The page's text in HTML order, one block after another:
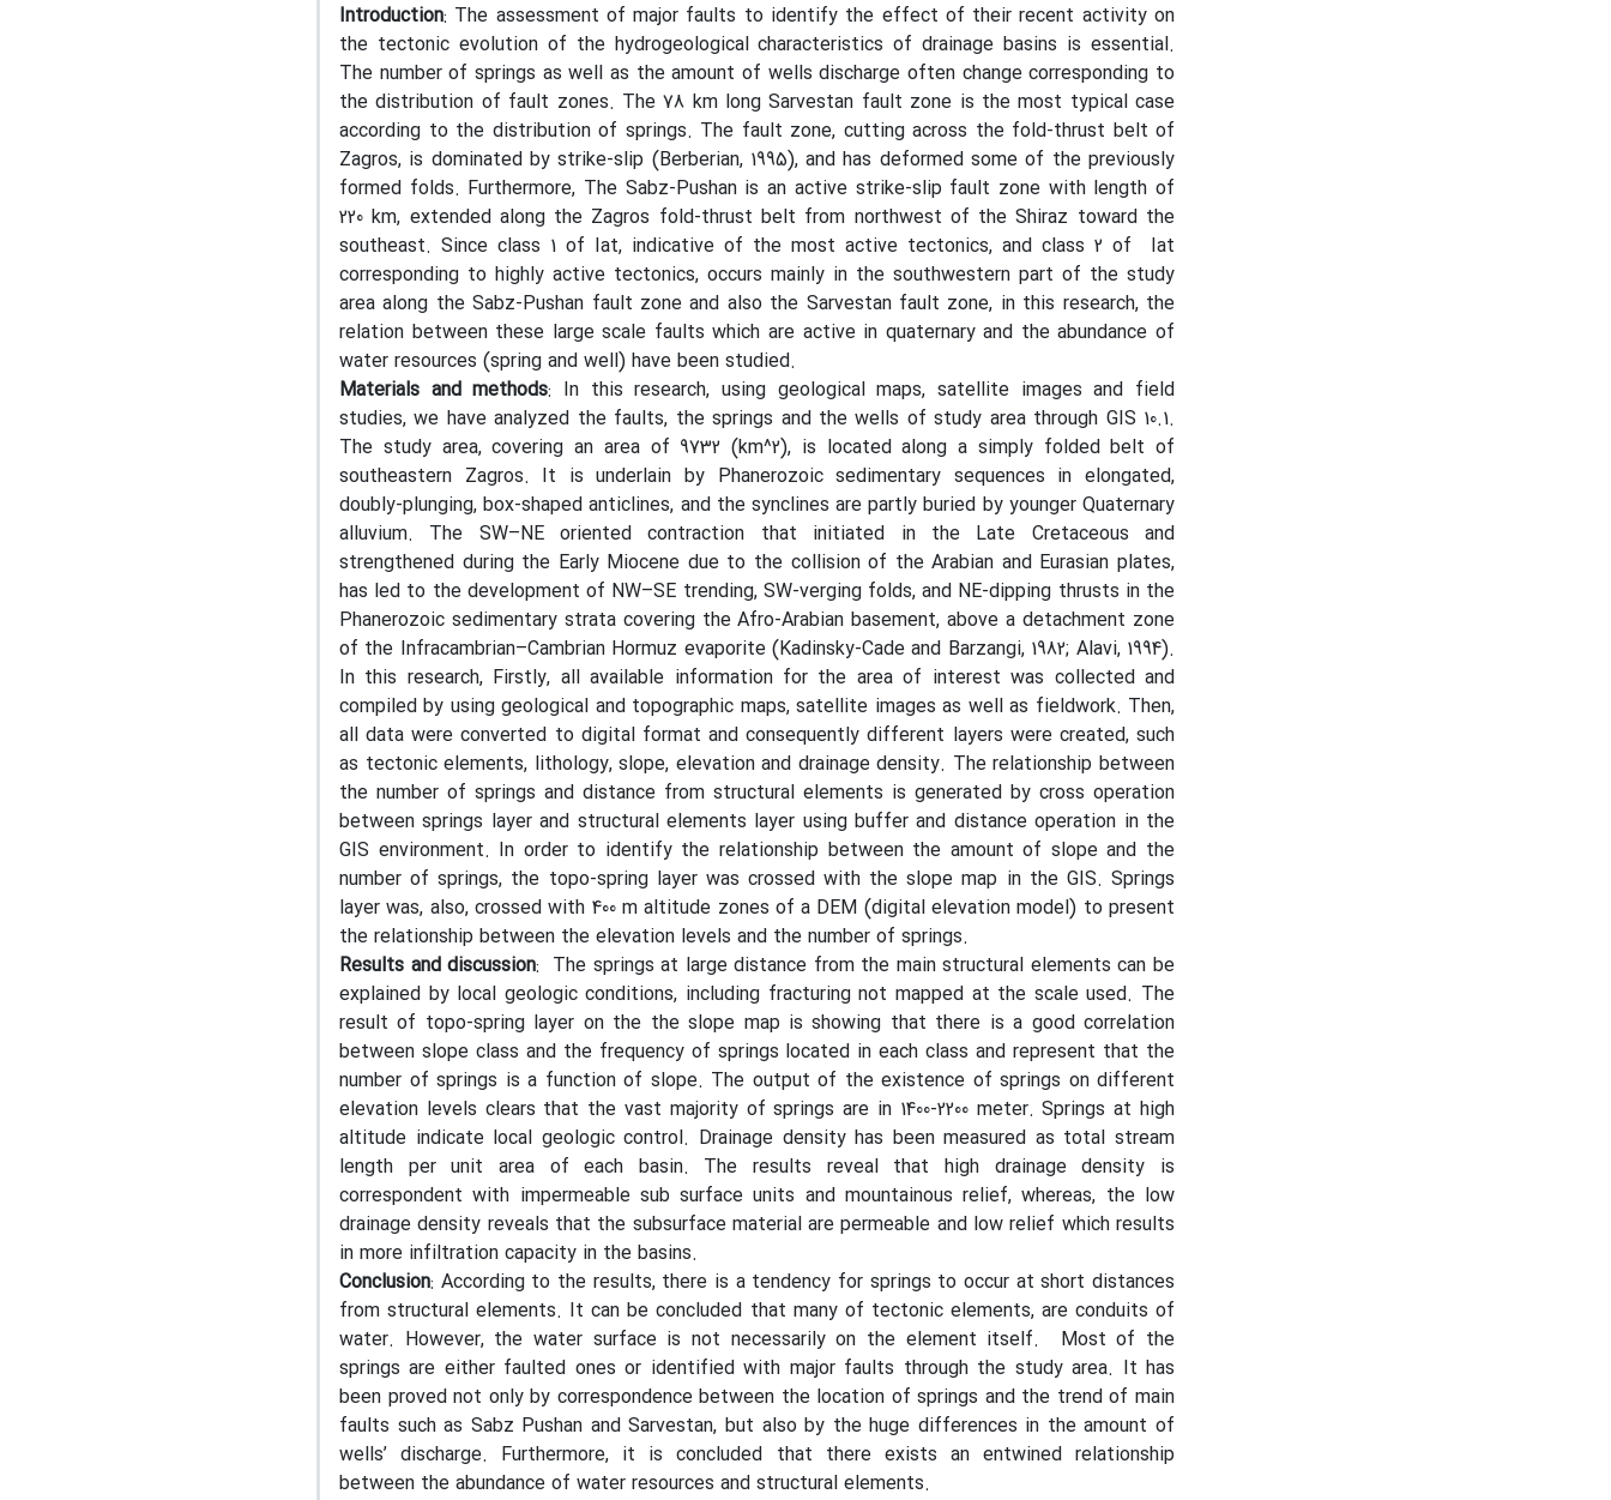
Introduction: The assessment of major faults to identify the effect of their recent activity on
the tectonic evolution of the hydrogeological characteristics of drainage basins is essential.
The number of springs as well as the amount of wells discharge often change corresponding to
the distribution of fault zones. The 78 km long Sarvestan fault zone is the most typical case
according to the distribution of springs. The fault zone, cutting across the fold-thrust belt of
Zagros, is dominated by strike-slip (Berberian, 1995), and has deformed some of the previously
formed folds. Furthermore, The Sabz-Pushan is an active strike-slip fault zone with length of
220 km, extended along the Zagros fold-thrust belt from northwest of the Shiraz toward the
southeast. Since class 1 of Iat, indicative of the most active tectonics, and class 2 of Iat
corresponding to highly active tectonics, occurs mainly in the southwestern part of the study
area along the Sabz-Pushan fault zone and also the Sarvestan fault zone, in this research, the
relation between these large scale faults which are active in quaternary and the abundance of
water resources (spring and well) have been studied.
Materials and methods: In this research, using geological maps, satellite images and field
studies, we have analyzed the faults, the springs and the wells of study area through GIS 10.1.
The study area, covering an area of 9732 (km^2), is located along a simply folded belt of
southeastern Zagros. It is underlain by Phanerozoic sedimentary sequences in elongated,
doubly-plunging, box-shaped anticlines, and the synclines are partly buried by younger Quaternary
alluvium. The SW–NE oriented contraction that initiated in the Late Cretaceous and
strengthened during the Early Miocene due to the collision of the Arabian and Eurasian plates,
has led to the development of NW–SE trending, SW-verging folds, and NE-dipping thrusts in the
Phanerozoic sedimentary strata covering the Afro-Arabian basement, above a detachment zone
of the Infracambrian–Cambrian Hormuz evaporite (Kadinsky-Cade and Barzangi, 1982; Alavi, 1994).
In this research, Firstly, all available information for the area of interest was collected and
compiled by using geological and topographic maps, satellite images as well as fieldwork. Then,
all data were converted to digital format and consequently different layers were created, such
as tectonic elements, lithology, slope, elevation and drainage density. The relationship between
the number of springs and distance from structural elements is generated by cross operation
between springs layer and structural elements layer using buffer and distance operation in the
GIS environment. In order to identify the relationship between the amount of slope and the
number of springs, the topo-spring layer was crossed with the slope map in the GIS. Springs
layer was, also, crossed with 400 m altitude zones of a DEM (digital elevation model) to present
the relationship between the elevation levels and the number of springs.
Results and discussion: The springs at large distance from the main structural elements can be
explained by local geologic conditions, including fracturing not mapped at the scale used. The
result of topo-spring layer on the the slope map is showing that there is a good correlation
between slope class and the frequency of springs located in each class and represent that the
number of springs is a function of slope. The output of the existence of springs on different
elevation levels clears that the vast majority of springs are in 1400-2200 meter. Springs at high
altitude indicate local geologic control. Drainage density has been measured as total stream
length per unit area of each basin. The results reveal that high drainage density is
correspondent with impermeable sub surface units and mountainous relief, whereas, the low
drainage density reveals that the subsurface material are permeable and low relief which results
in more infiltration capacity in the basins.
Conclusion: According to the results, there is a tendency for springs to occur at short distances
from structural elements. It can be concluded that many of tectonic elements, are conduits of
water. However, the water surface is not necessarily on the element itself. Most of the
springs are either faulted ones or identified with major faults through the study area. It has
been proved not only by correspondence between the location of springs and the trend of main
faults such as Sabz Pushan and Sarvestan, but also by the huge differences in the amount of
wells’ discharge. Furthermore, it is concluded that there exists an entwined relationship
between the abundance of water resources and structural elements.